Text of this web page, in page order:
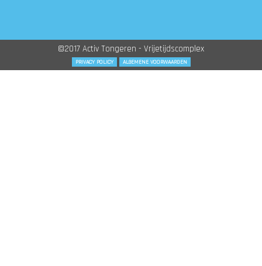
©2017 Activ Tongeren - Vrijetijdscomplex
PRIVACY POLICY ALGEMENE VOORWAARDEN